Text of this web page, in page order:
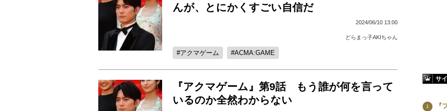
んが、とにかくすごい自信だ
2024/06/10 13:00
どらまっ子AKIちゃん
アクマゲーム ACMA:GAME
『アクマゲーム』第9話 もう誰が何を言って
いるのか全然わからない
サ
『